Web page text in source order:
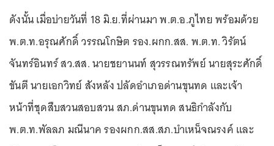
ดังนั้น เมื่อบ่ายวันที่ 18 มิ.ย.ที่ผ่านมา พ.ต.อ.ภูไทย พร้อมด้วย
พ.ต.ท.อรุณศักดิ์ วรรณโกษิต รอง.ผกก.สส. พ.ต.ท. วิรัตน์
จันทร์อินทร์ สว.สส. นายชยานนท์ สุวรรณทรัพย์ นายสุระศักดิ์
ขันตี นายเอกวิทย์ สังหลัง ปลัดอำเภอด่านขุนทด และเจ้า
หน้าที่ชุดสืบสวนสอบสวน สภ.ด่านขุนทด สนธิกำลังกับ
พ.ต.ท.พัลลภ มณีนาค รองผกก.สส.สภ.บำเหน็จณรงค์ และ